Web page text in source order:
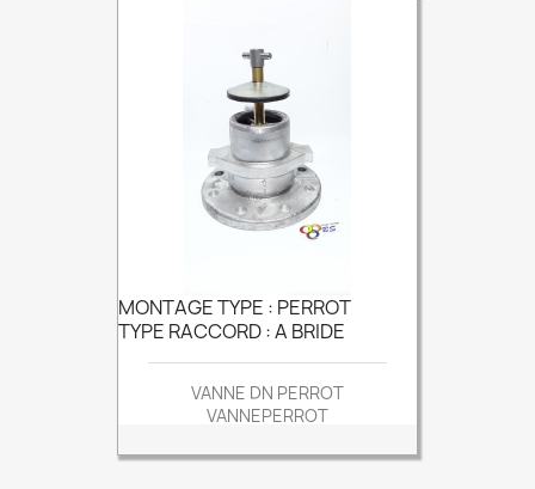
MONTAGE TYPE : PERROT
TYPE RACCORD : A BRIDE
VANNE DN PERROT
VANNEPERROT